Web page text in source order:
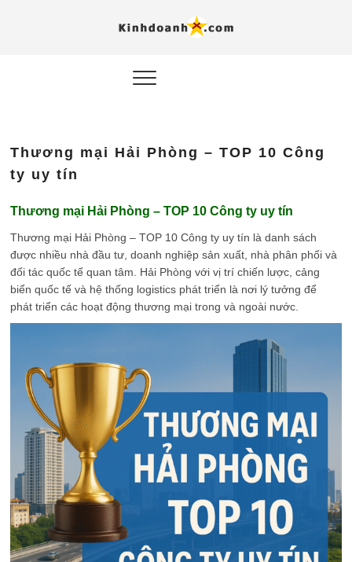
AI
Thương mại Hải Phòng – TOP 10 Công
ty uy tín
Thương mại Hải Phòng – TOP 10 Công ty uy tín
Thương mại Hải Phòng – TOP 10 Công ty uy tín là danh sách
được nhiều nhà đầu tư, doanh nghiệp sản xuất, nhà phân phối và
đối tác quốc tế quan tâm. Hải Phòng với vị trí chiến lược, cảng
biển quốc tế và hệ thống logistics phát triển là nơi lý tưởng để
phát triển các hoạt động thương mại trong và ngoài nước.